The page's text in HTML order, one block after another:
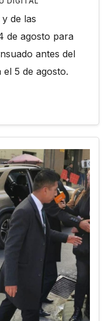
de las
de agosto para
antes del
5 de agosto.